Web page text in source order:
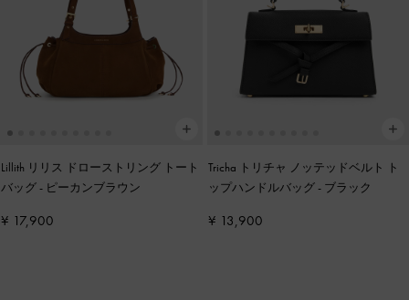
Lillith リリス ドローストリング トート
バッグ- ピーカンブラウン
¥ 17,900
Tricha トリチャ ノッテッドベルト ト
ップハンドルバッグ- ブラック
¥ 13,900